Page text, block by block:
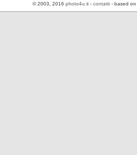
© 2003, 2016 photo4u.it- contatti- based on